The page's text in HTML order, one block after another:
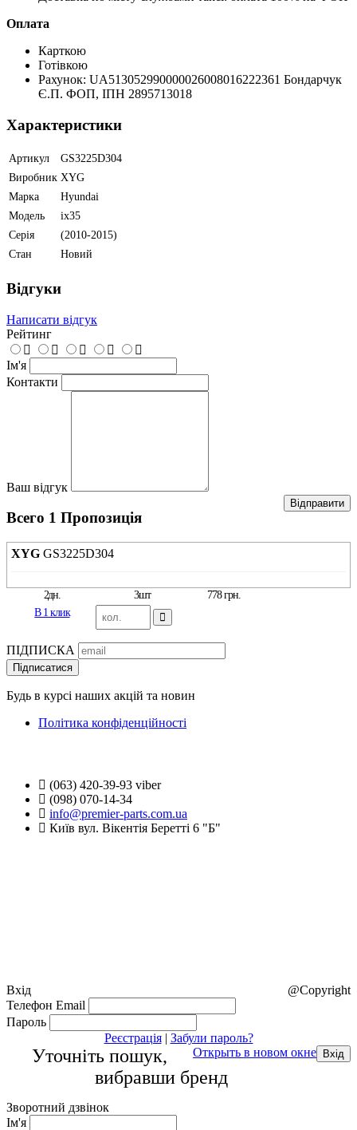
Оплата
Карткою
Готівкою
Рахунок: UA513052990000026008016222361 Бондарчук
Є.П. ФОП, ІПН 2895713018
Характеристики
Артикул
GS3225D304
Виробник XYG
Марка
Hyundai
Модель
ix35
Серія
(2010-2015)
Стан
Новий
Відгуки
Написати відгук
Рейтинг
Ім'я
Контакти
Ваш відгук
Відправити
Всего 1 Пропозиція
XYG GS3225D304
2дн. 3шт
778 грн.
В 1 клик
ПІДПИСКА
Підписатися
Будь в курсі наших акцій та новин
Політика конфіденційності
(063) 420-39-93 viber
(098) 070-14-34
info@premier-parts.com.ua
Київ вул. Вікентія Беретті 6 "Б"
@Copyright
Вхід
Телефон Email
Пароль
Реєстрація| Забули пароль?
Открыть в новом окне
Уточніть пошук,
вибравши бренд
Зворотний дзвінок
Ім'я